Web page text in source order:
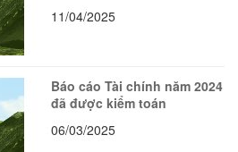
11/04/2025
Báo cáo Tài chính năm 2024
đã được kiểm toán
06/03/2025